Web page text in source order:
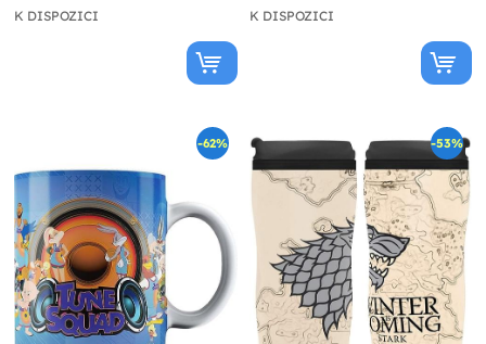
K DISPOZICI K DISPOZICI
-62% -53%